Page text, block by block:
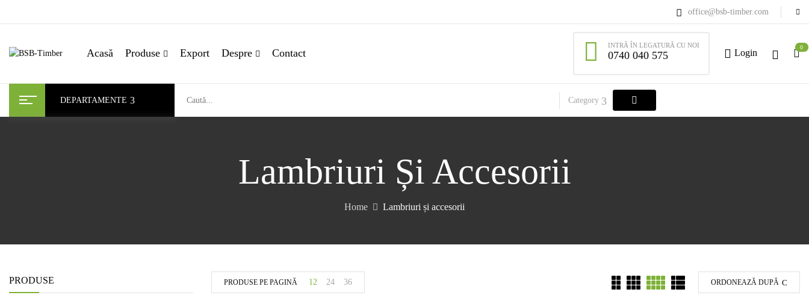
office@bsb-timber.com
Acasă Produse Export Despre Contact
INTRĂ ÎN LEGATURĂ CU NOI
0740 040 575 Login
0
DEPARTAMENTE Category
Lambriuri Și Accesorii
Home Lambriuri și accesorii
PRODUSE ORDONEAZĂ DUPĂ
PRODUSE PE PAGINĂ 12 24 36